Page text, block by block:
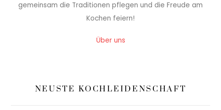
gemeinsam die Traditionen pflegen und die Freude am
Kochen feiern!
Über uns
NEUSTE KOCHLEIDENSCHAFT